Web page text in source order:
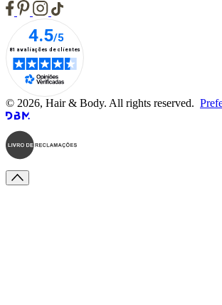
© 2026, Hair & Body. All rights reserved.